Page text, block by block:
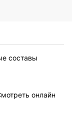
составы
онлайн